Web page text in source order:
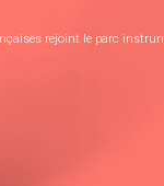
rejoint le parc